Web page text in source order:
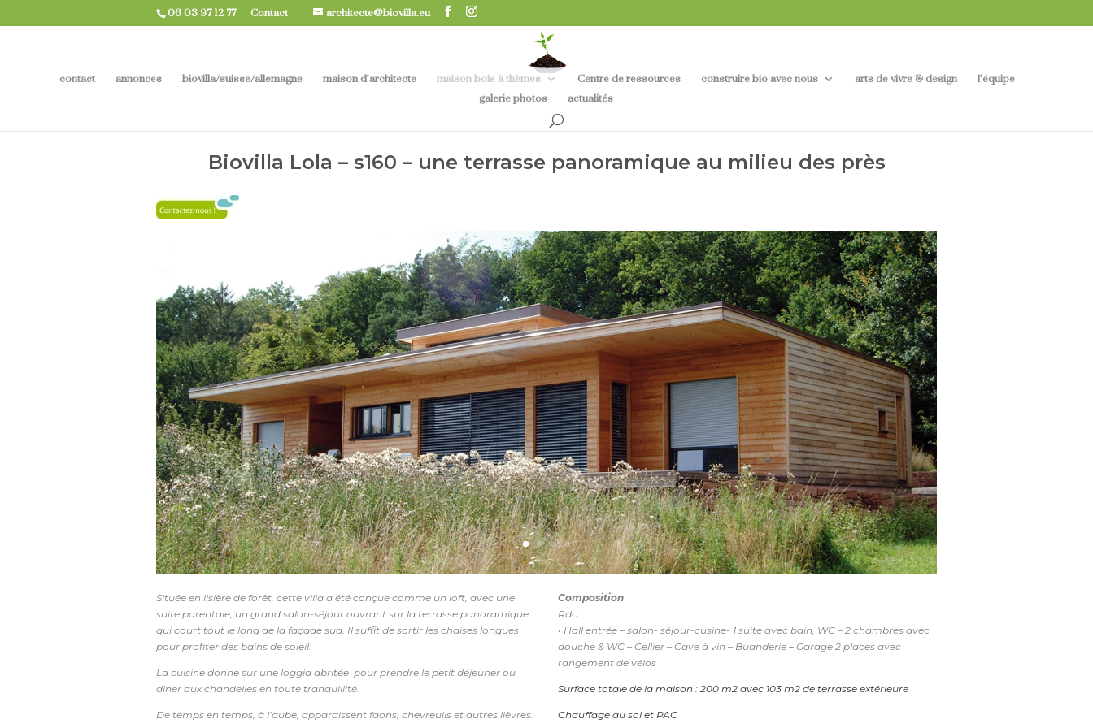
06 03 97 12 77 Contact architecte@biovilla.eu
contact annonces biovilla/suisse/allemagne maison d’architecte maison bois à thèmes Centre de ressources construire bio avec nous arts de vivre & design
l’équipe
galerie photos
actualités
Biovilla Lola – s160 – une terrasse panoramique au milieu des près
Située en lisière de forêt, cette villa a été conçue comme un loft, avec une
suite parentale, un grand salon-séjour ouvrant sur la terrasse panoramique
qui court tout le long de la façade sud. Il suffit de sortir les chaises longues
pour profiter des bains de soleil.
La cuisine donne sur une loggia abritée pour prendre le petit déjeuner ou
diner aux chandelles en toute tranquillité.
De temps en temps, à l’aube, apparaissent faons, chevreuils et autres lièvres.
Composition
Rdc :
• Hall entrée – salon- séjour-cusine- 1 suite avec bain, WC – 2 chambres avec
douche & WC – Cellier – Cave à vin – Buanderie – Garage 2 places avec
rangement de vélos
Surface totale de la maison : 200 m2 avec 103 m2 de terrasse extérieure
Chauffage au sol et PAC